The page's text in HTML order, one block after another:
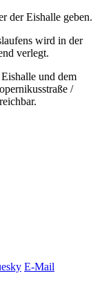
der Eishalle geben.
wird in der
verlegt.
und dem
/
E-Mail